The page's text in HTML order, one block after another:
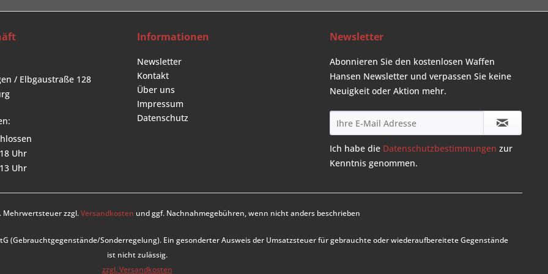
/ Elbgaustraße 128
Uhr
Uhr
Informationen
Newsletter
Kontakt
Über uns
Impressum
Datenschutz
Newsletter
Abonnieren Sie den kostenlosen Waffen
Hansen Newsletter und verpassen Sie keine
Neuigkeit oder Aktion mehr.
Ich habe die Datenschutzbestimmungen zur
Kenntnis genommen.
Mehrwertsteuer zzgl.Versandkosten und ggf. Nachnahmegebühren, wenn nicht anders beschrieben
(Gebrauchtgegenstände/Sonderregelung). Ein gesonderter Ausweis der Umsatzsteuer für gebrauchte oder wiederaufbereitete Gegenstände
ist nicht zulässig.
zzgl. Versandkosten